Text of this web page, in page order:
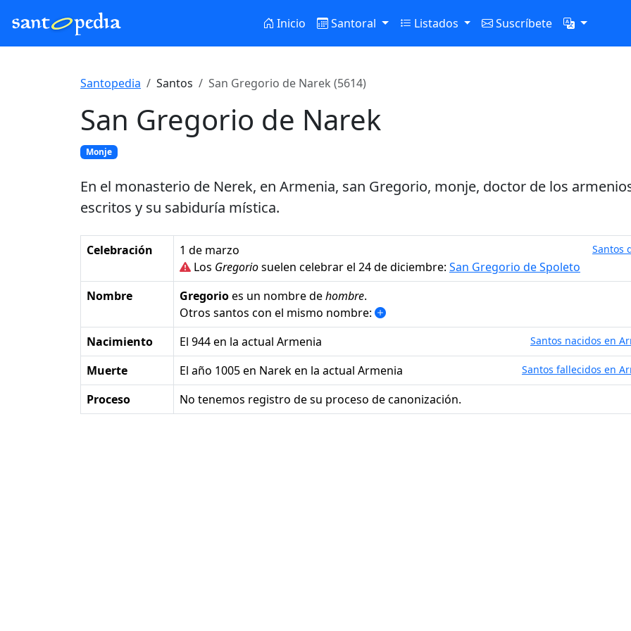
Inicio Santoral Listados Suscríbete
Santopedia Santos San Gregorio de Narek (5614)
San Gregorio de Narek
Monje
En el monasterio de Nerek, en Armenia, san Gregorio, monje, doctor de los
escritos y su sabiduría mística.
Celebración 1 de marzo Santos
Los Gregoriosuelen celebrar el 24 de diciembre: San Gregorio de Spoleto
Nombre
Gregorioes un nombre dehombre.
Otros santos con el mismo nombre:
Nacimiento
el 944 en la actual Armenia Santos nacidos en
Muerte el año 1005 en Narek en la actual Armenia Santos fallecidos en
Proceso No tenemos registro de su proceso de canonización.